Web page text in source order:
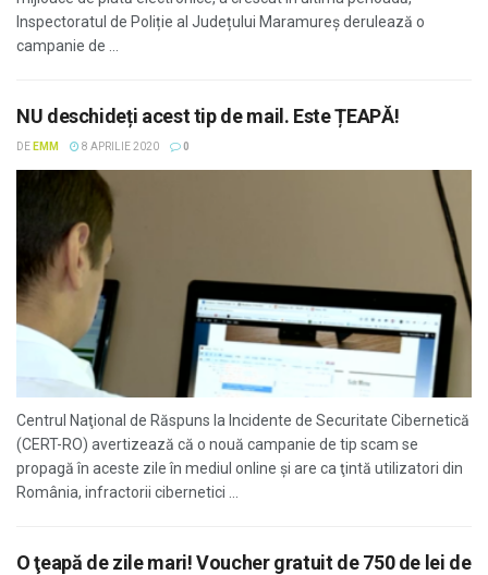
Inspectoratul de Poliție al Județului Maramureș derulează o
campanie de ...
NU deschideți acest tip de mail. Este ȚEAPĂ!
DE EMM 8 APRILIE 2020 0
Centrul Naţional de Răspuns la Incidente de Securitate Cibernetică
(CERT-RO) avertizează că o nouă campanie de tip scam se
propagă în aceste zile în mediul online şi are ca ţintă utilizatori din
România, infractorii cibernetici ...
O ţeapă de zile mari! Voucher gratuit de 750 de lei de